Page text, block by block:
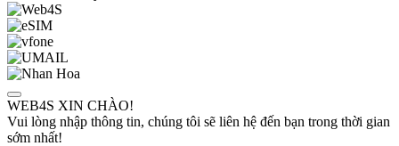
WEB4S XIN CHÀO!
Vui lòng nhập thông tin, chúng tôi sẽ liên hệ đến bạn trong thời gian
sớm nhất!